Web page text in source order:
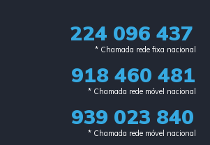
224 096 437
* Chamada rede fixa nacional​
918 460 481
* Chamada rede móvel nacional
939 023 840​
* Chamada rede móvel nacional